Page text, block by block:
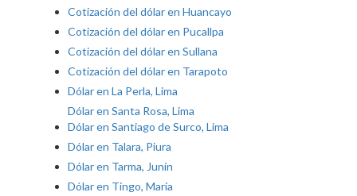
Cotización del dólar en Huancayo
Cotización del dólar en Pucallpa
Cotización del dólar en Sullana
Cotización del dólar en Tarapoto
Dólar en La Perla, Lima
Dólar en Santa Rosa, Lima
Dólar en Santiago de Surco, Lima
Dólar en Talara, Piura
Dólar en Tarma, Junín
Dólar en Tingo, María